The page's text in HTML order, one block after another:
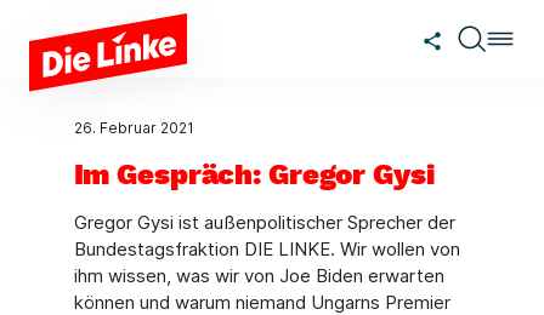
Zum Hauptinhalt springen
26. Februar 2021
Im Gespräch: Gregor Gysi
Gregor Gysi ist außenpolitischer Sprecher der
Bundestagsfraktion DIE LINKE. Wir wollen von
ihm wissen, was wir von Joe Biden erwarten
können und warum niemand Ungarns Premier